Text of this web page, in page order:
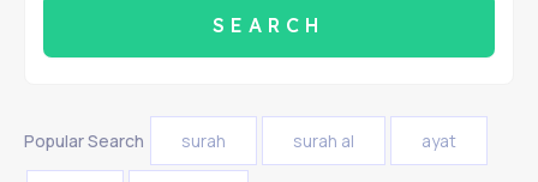
Popular Search surah surah al ayat